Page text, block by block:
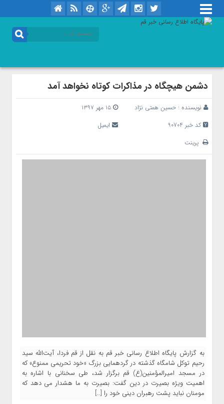
دشمن هیچگاه در مذاکرات کوتاه نخواهد آمد
نویسنده : حسین همتی نژاد
۱۵ مهر ۱۳۹۷
کد خبر 90704
ایمیل
پرینت
به گزارش پایگاه اطلاع رسانی خبر قم به نقل از قم فردا، آیت‌الله سید
رحیم توکل شامگاه گذشته در گردهمایی بزرگ «خود تحریمی ممنوع» که
در مسجد امیرالمؤمنین(ع) قم برگزار شد، طی سخنانی با اشاره به
اهمیت ویژه بصیرت در دین گفت: بصیرت به ما هشدار می دهد که
مومنان نباید پشت رهبران دینی خود را […]